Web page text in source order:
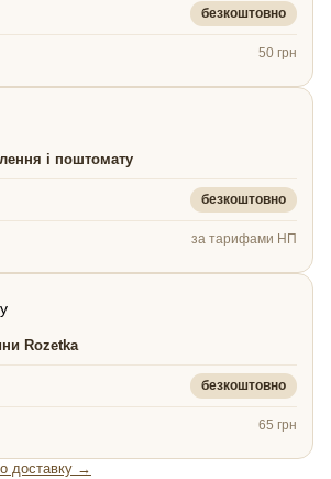
безкоштовно
50 грн
і поштомату
безкоштовно
за тарифами НП
Rozetka
безкоштовно
65 грн
доставку →